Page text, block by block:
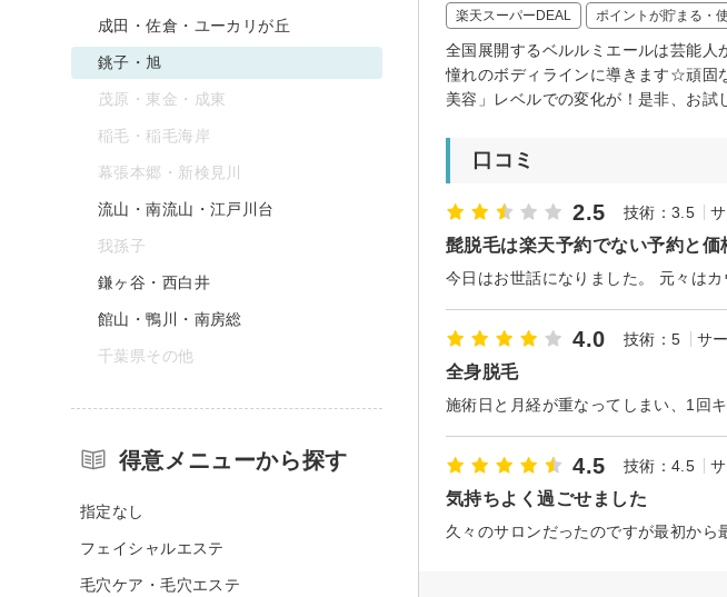
楽天スーパーDEAL ポイントが貯まる・
全国展開するベルルミエールは芸能
憧れのボディラインに導きます☆頑固
美容」レベルでの変化が！是非、お試
口コミ
2.5 技術：3.5
髭脱毛は楽天予約でない予約と価
4.0 技術：5 サ
全身脱毛
4.5 技術：4.5
気持ちよく過ごせました
成田・佐倉・ユーカリが丘
銚子・旭
茂原・東金・成東
稲毛・稲毛海岸
幕張本郷・新検見川
流山・南流山・江戸川台
我孫子
鎌ヶ谷・西白井
館山・鴨川・南房総
千葉県その他
得意メニューから探す
指定なし
フェイシャルエステ
毛穴ケア・毛穴エステ